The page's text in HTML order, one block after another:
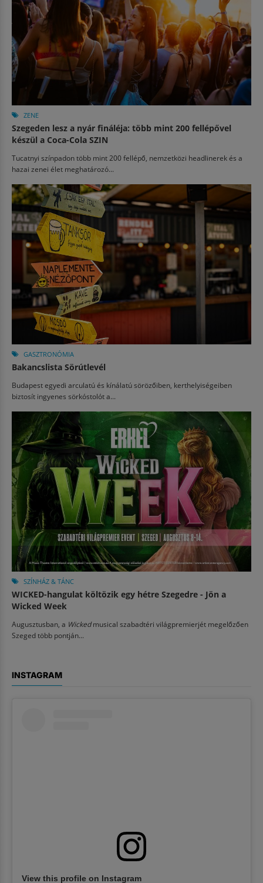
ZENE
Szegeden lesz a nyár fináléja: több mint 200 fellépővel
készül a Coca-Cola SZIN
Tucatnyi színpadon több mint 200 fellépő, nemzetközi headlinerek és a
hazai zenei élet meghatározó...
GASZTRONÓMIA
Bakancslista Sörútlevél
Budapest egyedi arculatú és kínálatú sörözőiben, kerthelyiségeiben
biztosít ingyenes sörkóstolót a...
SZÍNHÁZ & TÁNC
WICKED-hangulat költözik egy hétre Szegedre - Jön a
Wicked Week
Augusztusban, a Wickedmusical szabadtéri világpremierjét megelőzően
Szeged több pontján...
INSTAGRAM
View this profile on Instagram